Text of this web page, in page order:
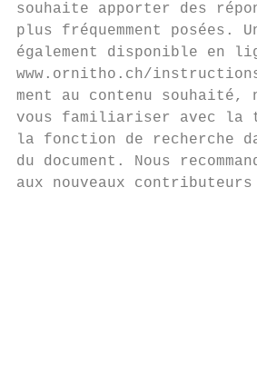
souhaite apporter des
plus fréquemment
également disponible en
www.ornitho.ch/
ment au contenu
vous familiariser avec la
la fonction de recherche
du document. Nous
aux nouveaux